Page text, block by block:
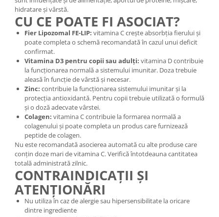
hidratare și vârstă.
CU CE POATE FI ASOCIAT?
Fier Lipozomal FE-LIP: vitamina C crește absorbția fierului și
poate completa o schemă recomandată în cazul unui deficit
confirmat.
Vitamina D3 pentru copii sau adulți: vitamina D contribuie
la funcționarea normală a sistemului imunitar. Doza trebuie
aleasă în funcție de vârstă și necesar.
Zinc: contribuie la funcționarea sistemului imunitar și la
protecția antioxidantă. Pentru copii trebuie utilizată o formulă
și o doză adecvate vârstei.
Colagen: vitamina C contribuie la formarea normală a
colagenului și poate completa un produs care furnizează
peptide de colagen.
Nu este recomandată asocierea automată cu alte produse care
conțin doze mari de vitamina C. Verifică întotdeauna cantitatea
totală administrată zilnic.
CONTRAINDICAȚII ȘI
ATENȚIONĂRI
Nu utiliza în caz de alergie sau hipersensibilitate la oricare
dintre ingrediente